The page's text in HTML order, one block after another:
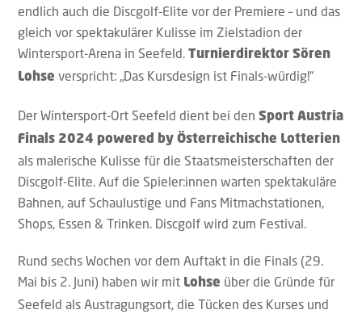
endlich auch die Discgolf-Elite vor der Premiere – und das
gleich vor spektakulärer Kulisse im Zielstadion der
Wintersport-Arena in Seefeld.Turnierdirektor Sören
Lohse verspricht: „Das Kursdesign ist Finals-würdig!“
Der Wintersport-Ort Seefeld dient bei denSport Austria
Finals 2024 powered by Österreichische Lotterien
als malerische Kulisse für die Staatsmeisterschaften der
Discgolf-Elite. Auf die Spieler:innen warten spektakuläre
Bahnen, auf Schaulustige und Fans Mitmachstationen,
Shops, Essen & Trinken. Discgolf wird zum Festival.
Rund sechs Wochen vor dem Auftakt in die Finals (29.
Mai bis 2. Juni) haben wir mit Lohse über die Gründe für
Seefeld als Austragungsort, die Tücken des Kurses und